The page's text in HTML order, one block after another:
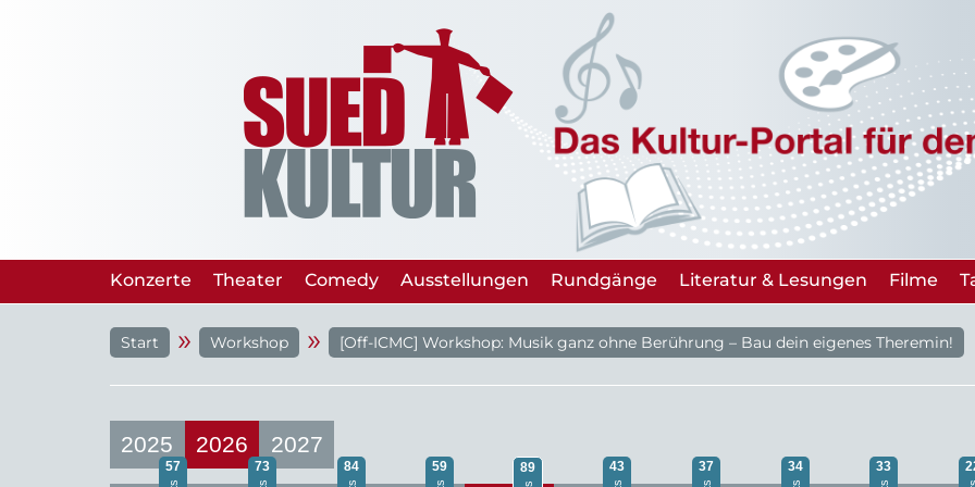
Konzerte Theater Comedy Ausstellungen Rundgänge Literatur & Lesungen Filme
Start » Workshop » [Off-ICMC] Workshop: Musik ganz ohne Berührung – Bau dein eigenes Theremin!
2025 2026 2027
57 73 84 59 89 43 37 34 33